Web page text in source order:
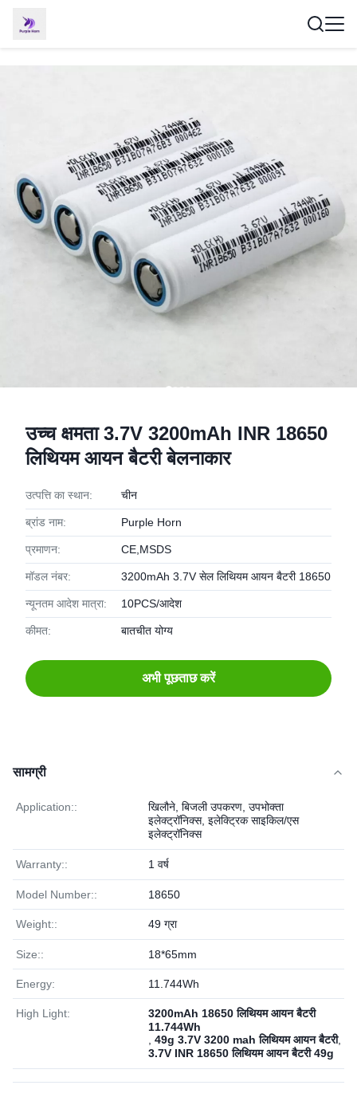
उच्च क्षमता 3.7V 3200mAh INR 18650
लिथियम आयन बैटरी बेलनाकार
उत्पत्ति का स्थान: चीन
ब्रांड नाम: Purple Horn
प्रमाणन: CE,MSDS
मॉडल नंबर: 3200mAh 3.7V सेल लिथियम आयन बैटरी 18650
न्यूनतम आदेश मात्रा: 10PCS/आदेश
कीमत: बातचीत योग्य
अभी पूछताछ करें
सामग्री
Application::
खिलौने, बिजली उपकरण, उपभोक्ता
इलेक्ट्रॉनिक्स, इलेक्ट्रिक साइकिल/एस
इलेक्ट्रॉनिक्स
Warranty:: 1 वर्ष
Model Number:: 18650
Weight:: 49 ग्रा
Size:: 18*65mm
Energy: 11.744Wh
High Light:
3200mAh 18650 लिथियम आयन बैटरी
11.744Wh
49g 3.7V 3200 mah लिथियम आयन बैटरी,
3.7V INR 18650 लिथियम आयन बैटरी 49g